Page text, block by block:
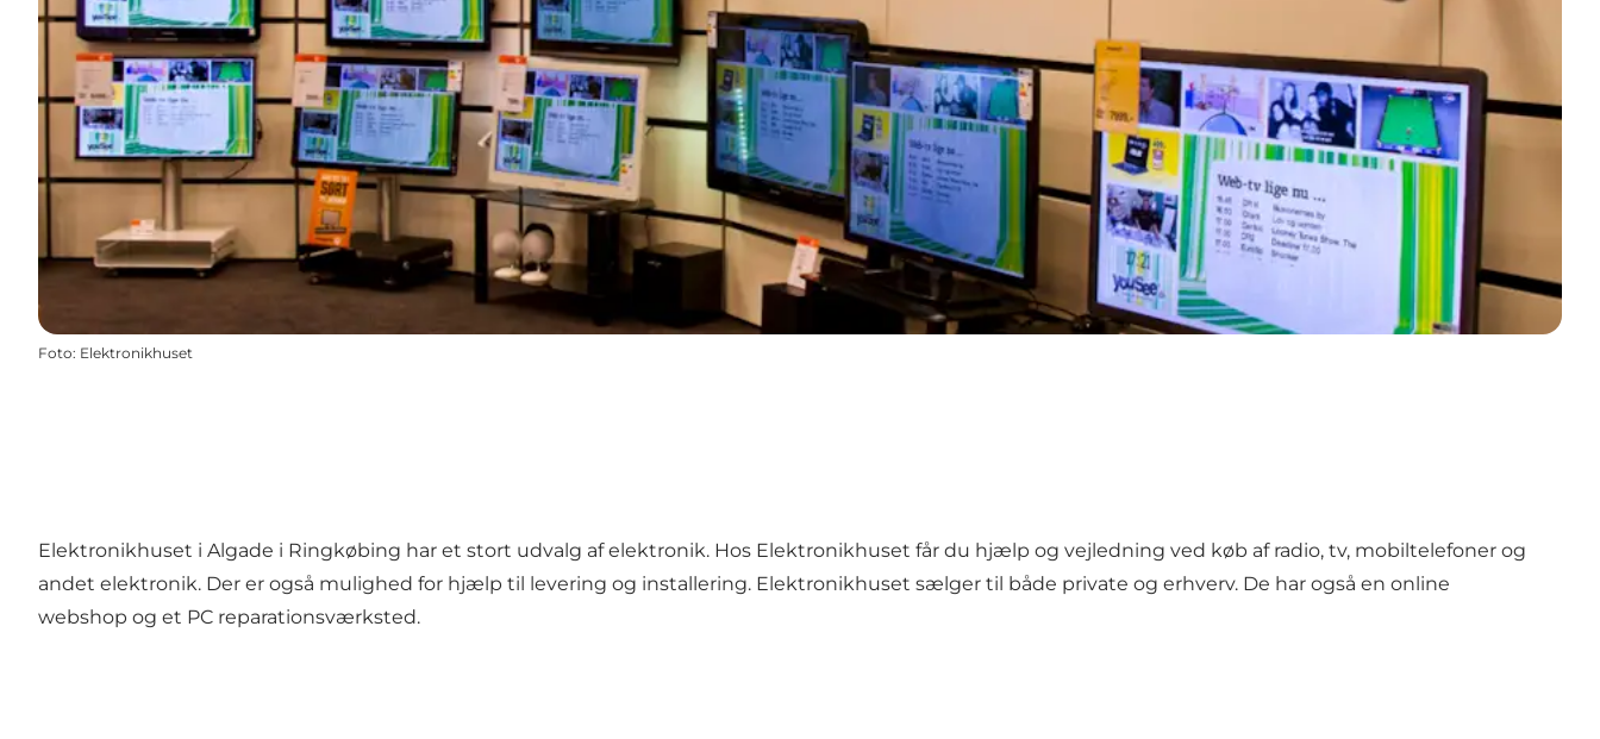
Foto: Elektronikhuset
Elektronikhuset i Algade i Ringkøbing har et stort udvalg af elektronik. Hos Elektronikhuset får du hjælp og vejledning ved køb af radio, tv, mobiltelefoner og
andet elektronik. Der er også mulighed for hjælp til levering og installering. Elektronikhuset sælger til både private og erhverv. De har også en online
webshop og et PC reparationsværksted.